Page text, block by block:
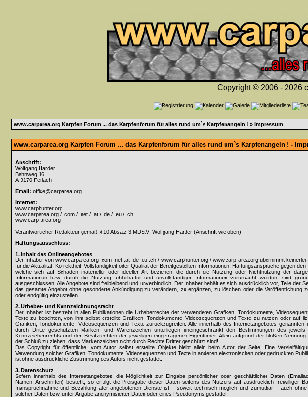
Copyright © 2006 - 2026
www.carparea.org Karpfen Forum ... das Karpfenforum für alles rund um`s Karpfenangeln ! » Impressum
www.carparea.org Karpfen Forum ... das Karpfenforum für alles rund um`s Karpfenangeln ! -
Anschrift:
Wolfgang Harder
Bahnweg 16
A-9170 Ferlach
Email: office@carparea.org
Internet:
www.carphunter.org
www.carparea.org / .com / .net / .at / .de / .eu / .ch
www.carp-area.org
Verantwortlicher Redakteur gemäß § 10 Absatz 3 MDStV: Wolfgang Harder (Anschrift wie oben)
Haftungsausschluss:
1. Inhalt des Onlineangebotes
Der Inhaber von www.carparea.org .com .net .at .de .eu .ch / www.carphunter.org / www.carp-area.org übernimmt keinerlei
für die Aktualität, Korrektheit, Vollständigkeit oder Qualität der Bereitgestellten Informationen. Haftungsansprüche gegen den
welche sich auf Schäden materieller oder ideeller Art beziehen, die durch die Nutzung oder Nichtnutzung der
Informationen bzw. durch die Nutzung fehlerhafter und unvollständiger Informationen verursacht wurden, sind
ausgeschlossen. Alle Angebote sind freibleibend und unverbindlich. Der Inhaber behält es sich ausdrücklich vor, Teile der
das gesamte Angebot ohne gesonderte Ankündigung zu verändern, zu ergänzen, zu löschen oder die Veröffentlichung
oder endgültig einzustellen.
2. Urheber- und Kennzeichnungsrecht
Der Inhaber ist bestrebt in allen Publikationen die Urheberrechte der verwendeten Grafiken, Tondokumente,
Texte zu beachten, von ihm selbst erstellte Grafiken, Tondokumente, Videosequenzen und Texte zu nutzen oder auf
Grafiken, Tondokumente, Videosequenzen und Texte zurückzugreifen. Alle innerhalb des Internetangebotes genannten
durch Dritte geschützten Marken- und Warenzeichen unterliegen uneingeschränkt den Bestimmungen des jeweils
Kennzeichenrechts und den Besitzrechten der jeweiligen eingetragenen Eigentümer. Allein aufgrund der bloßen Nennung
der Schluß zu ziehen, dass Markenzeichen nicht durch Rechte Dritter geschützt sind!
Das Copyright für öffentliche, vom Autor selbst erstellte Objekte bleibt allein beim Autor der Seite. Eine
Verwendung solcher Grafiken, Tondokumente, Videosequenzen und Texte in anderen elektronischen oder gedruckten
ist ohne ausdrückliche Zustimmung des Autors nicht gestattet.
3. Datenschutz
Sofern innerhalb des Internetangebotes die Möglichkeit zur Eingabe persönlicher oder geschäftlicher Daten
Namen, Anschriften) besteht, so erfolgt die Preisgabe dieser Daten seitens des Nutzers auf ausdrücklich freiwilliger
Inanspruchnahme und Bezahlung aller angebotenen Dienste ist – soweit technisch möglich und zumutbar – auch ohne
solcher Daten bzw. unter Angabe anonymisierter Daten oder eines Pseudonyms gestattet.